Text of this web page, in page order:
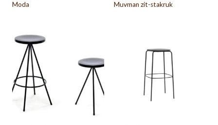
Moda Muvman zit-stakruk